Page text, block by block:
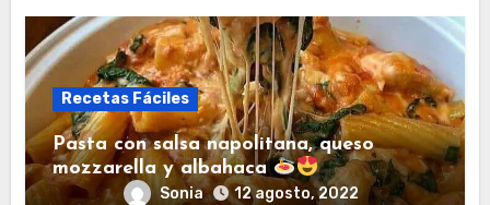
Recetas Fáciles
Pasta con salsa napolitana, queso
mozzarella y albahaca
Sonia 12 agosto, 2022